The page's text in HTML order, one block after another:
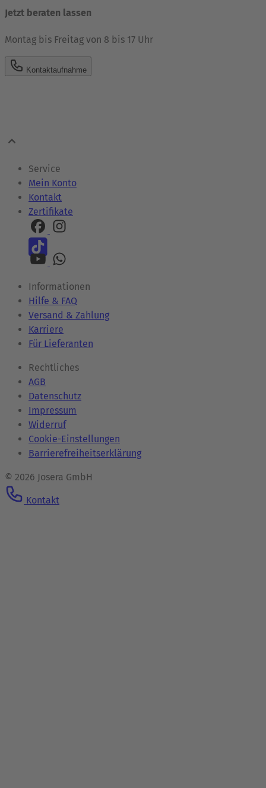
Jetzt beraten lassen
Montag bis Freitag von 8 bis 17 Uhr
Kontaktaufnahme
Service
Mein Konto
Kontakt
Zertifikate
Informationen
Hilfe & FAQ
Versand & Zahlung
Karriere
Für Lieferanten
Rechtliches
AGB
Datenschutz
Impressum
Widerruf
Cookie-Einstellungen
Barrierefreiheitserklärung
© 2026 Josera GmbH
Kontakt